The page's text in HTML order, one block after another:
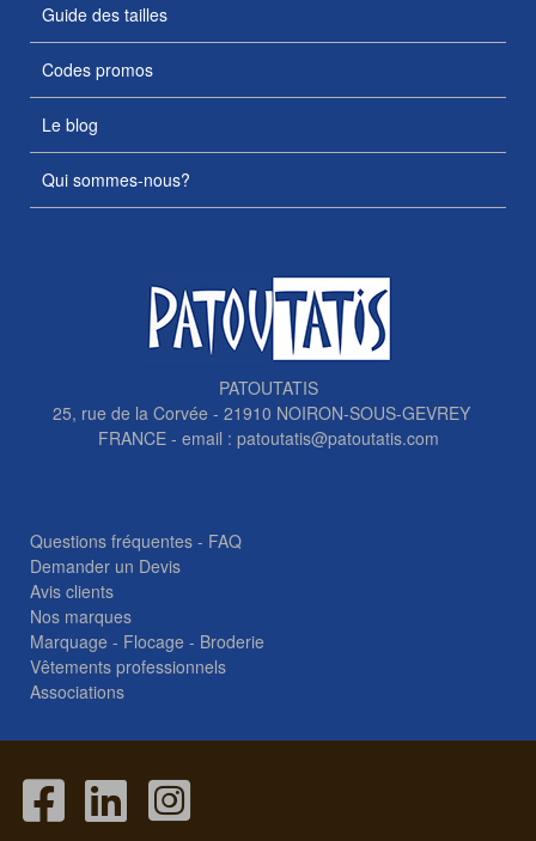
Guide des tailles
Codes promos
Le blog
Qui sommes-nous?
PATOUTATIS
25, rue de la Corvée - 21910 NOIRON-SOUS-GEVREY
FRANCE - email : patoutatis@patoutatis.com
Questions fréquentes - FAQ
Demander un Devis
Avis clients
Nos marques
Marquage - Flocage - Broderie
Vêtements professionnels
Associations